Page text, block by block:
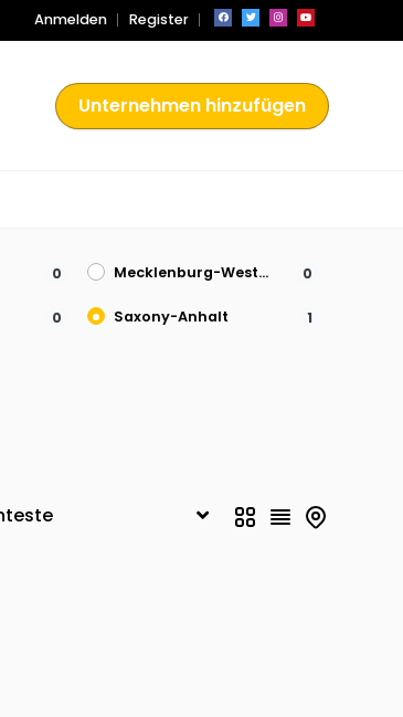
Anmelden Register
Unternehmen hinzufügen
0 Mecklenburg-Western Pomerania 0
0 Saxony-Anhalt 1